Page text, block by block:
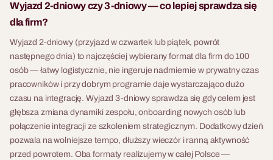
Wyjazd 2-dniowy czy 3-dniowy — co lepiej sprawdza się
dla firm?
Wyjazd 2-dniowy (przyjazd w czwartek lub piątek, powrót
następnego dnia) to najczęściej wybierany format dla firm do 100
osób — łatwy logistycznie, nie ingeruje nadmiernie w prywatny czas
pracowników i przy dobrym programie daje wystarczająco dużo
czasu na integrację. Wyjazd 3-dniowy sprawdza się gdy celem jest
głębsza zmiana dynamiki zespołu, onboarding nowych osób lub
połączenie integracji ze szkoleniem strategicznym. Dodatkowy dzień
pozwala na wolniejsze tempo, dłuższy wieczór i ranną aktywność
przed powrotem. Oba formaty realizujemy w całej Polsce —